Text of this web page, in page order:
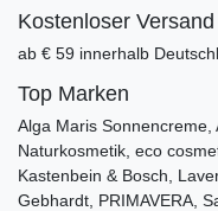
Kostenloser Versand
ab € 59 innerhalb
Top Marken
Alga Maris
Naturkosmetik, eco
Kastenbein & Bosch,
Gebhardt, PRIMAVERA,